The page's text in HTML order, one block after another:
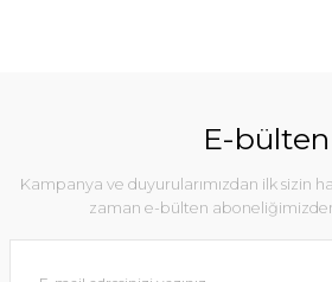
E-bülten
Kampanya ve duyurularımızdan ilk sizin
zaman e-bülten